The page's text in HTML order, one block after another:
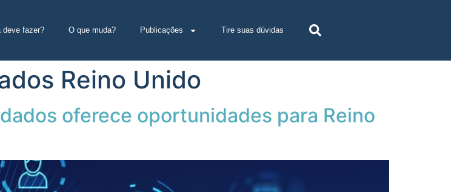
deve fazer? O que muda? Publicações Tire suas dúvidas
Reino Unido
oferece oportunidades para Reino